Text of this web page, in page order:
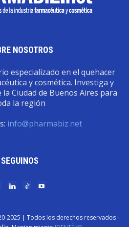
NOSOTROS
especializado en el quehacer
y cosmética. Investiga y
Ciudad de Buenos Aires para
la región
info@pharmabiz.net
SEGUINOS
2025 | Todos los derechos reservados -